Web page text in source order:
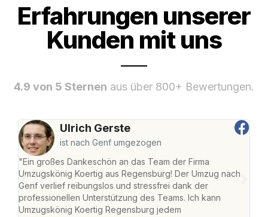
Erfahrungen unserer
Kunden mit uns
4.9 von 5 Sternen aus über 800+ Bewertungen.
Ulrich Gerste
ist nach Genf umgezogen
"Ein großes Dankeschön an das Team der Firma
Umzugskönig Koertig aus Regensburg! Der Umzug nach
Genf verlief reibungslos und stressfrei dank der
professionellen Unterstützung des Teams. Ich kann
Umzugskönig Koertig Regensburg jedem